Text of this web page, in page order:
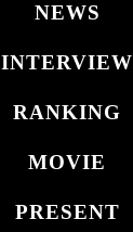
NEWS
INTERVIEW
RANKING
MOVIE
PRESENT